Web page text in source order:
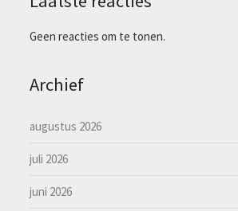
Geen reacties om te tonen.
Archief
augustus 2026
juli 2026
juni 2026